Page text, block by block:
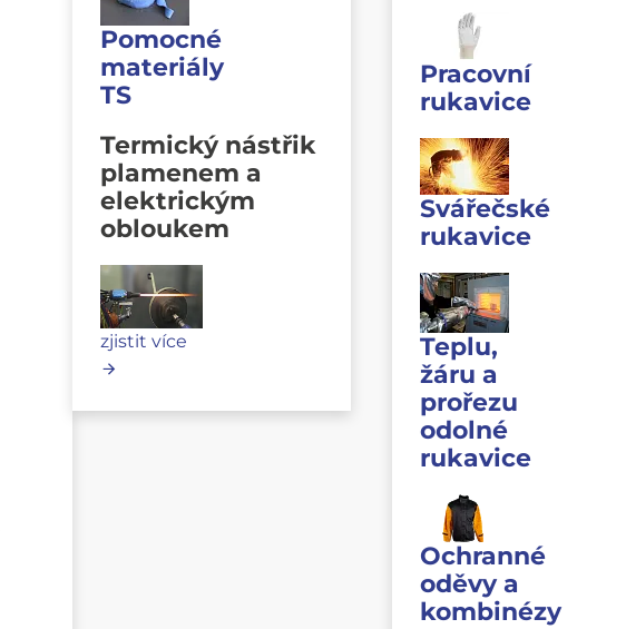
Pomocné
materiály
TS
Termický nástřik
plamenem a
elektrickým
obloukem
zjistit více
Pracovní
rukavice
Svářečské
rukavice
Teplu,
žáru a
prořezu
odolné
rukavice
Ochranné
oděvy a
kombinézy